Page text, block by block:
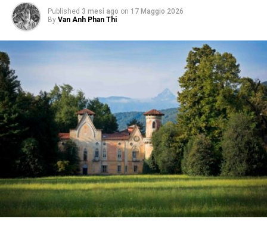
Published 3 mesi ago on 17 Maggio 2026
By Van Anh Phan Thi